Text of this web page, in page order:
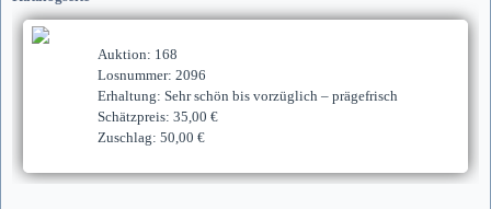
Auktion: 168
Losnummer: 2096
Erhaltung: Sehr schön bis vorzüglich – prägefrisch
Schätzpreis: 35,00 €
Zuschlag: 50,00 €